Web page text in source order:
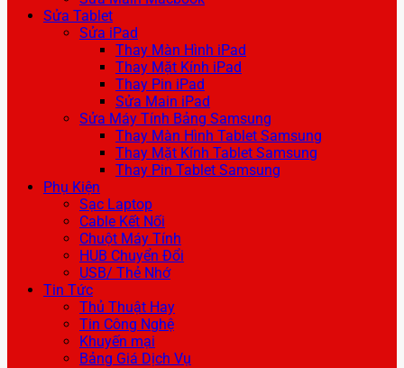
Sửa Tablet
Sửa iPad
Thay Màn Hình iPad
Thay Mặt Kính iPad
Thay Pin iPad
Sửa Main iPad
Sửa Máy Tính Bảng Samsung
Thay Màn Hình Tablet Samsung
Thay Mặt Kính Tablet Samsung
Thay Pin Tablet Samsung
Phụ Kiện
Sạc Laptop
Cable Kết Nối
Chuột Máy Tính
HUB Chuyển Đổi
USB/ Thẻ Nhớ
Tin Tức
Thủ Thuật Hay
Tin Công Nghệ
Khuyến mại
Bảng Giá Dịch Vụ